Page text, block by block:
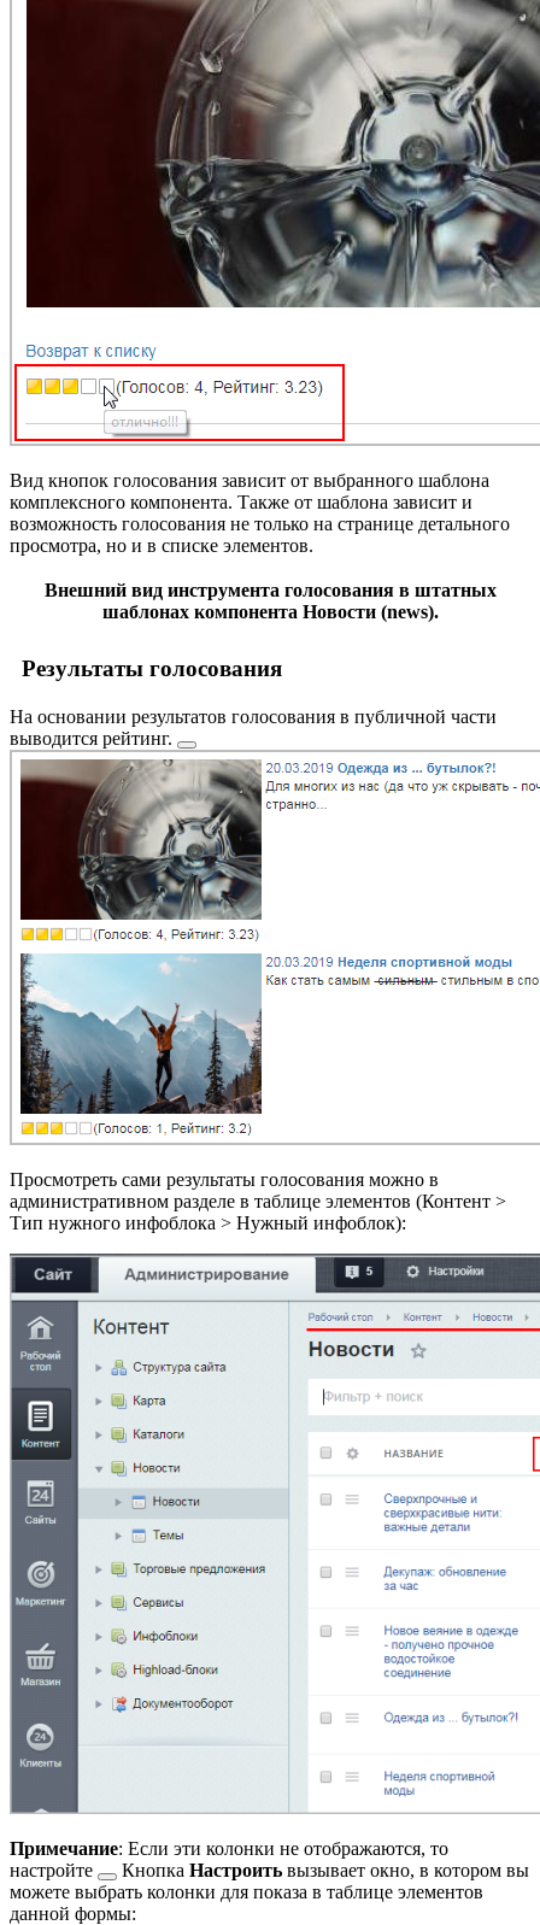
Вид кнопок голосования зависит от выбранного шаблона
комплексного компонента. Также от шаблона зависит и
возможность голосования не только на странице детального
просмотра, но и в списке элементов.
Внешний вид инструмента голосования в штатных
шаблонах компонента Новости(news).
Результаты голосования
На основании результатов голосования в публичной части
выводится рейтинг.
Просмотреть сами результаты голосования можно в
административном разделе в таблице элементов (Контент >
Тип нужного инфоблока > Нужный инфоблок):
Примечание: Если эти колонки не отображаются, то
настройте
Кнопка Настроить вызывает окно, в котором вы
можете выбрать колонки для показа в таблице элементов
данной формы: